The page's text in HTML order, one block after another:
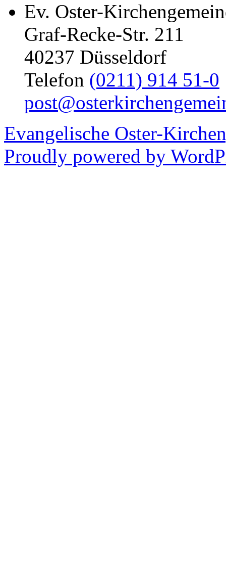
Ev. Oster-
Graf-Recke-Str. 211
40237 Düsseldorf
Telefon (0211) 914 51-0
Evangelische Oster-
Proudly powered by